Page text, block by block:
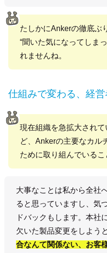
たしかにAnkerの徹底ぶ
“聞いた気になってしま
れませんね。
仕組みで変わる、経
現在組織を急拡大され
ど、Ankerの主要なカル
ために取り組んでいるこ
大事なことは私から全社
ると思っていますし、気
ドバックもします。本社
欠いた製品変更をしよう
合なんて関係ない、お客